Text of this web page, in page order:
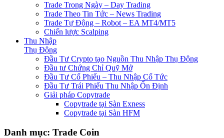
Trade Trong Ngày – Day Trading
Trade Theo Tin Tức – News Trading
Trade Tự Động – Robot – EA MT4/MT5
Chiến lược Scalping
Thu Nhập
Thụ Động
Đầu Tư Crypto tạo Nguồn Thu Nhập Thụ Động
Đầu tư Chứng Chỉ Quỹ Mở
Đầu Tư Cổ Phiếu – Thu Nhập Cổ Tức
Đầu Tư Trái Phiếu Thu Nhập Ổn Định
Giải pháp Copytrade
Copytrade tại Sàn Exness
Copytrade tại Sàn HFM
Danh mục: Trade Coin